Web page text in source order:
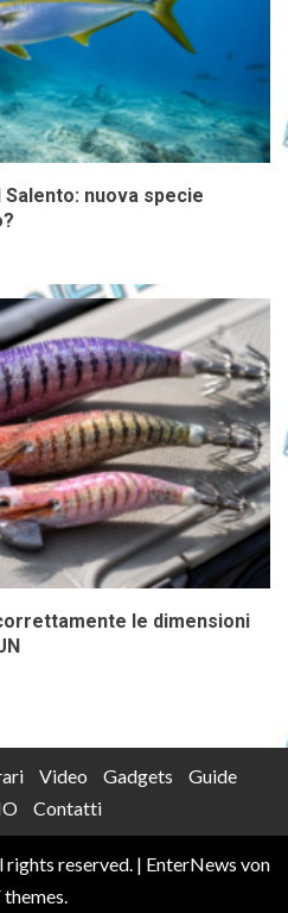
nuova specie
le dimensioni
Video Gadgets
Guide
Contatti
reserved. | EnterNews von
themes.